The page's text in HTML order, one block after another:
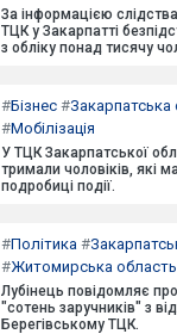
За інформацією
ТЦК у Закарпатті
з обліку понад тисячу
#Бізнес #Закарпатська
#Мобілізація
У ТЦК Закарпатської
тримали чоловіків, які
подробиці події.
#Політика #
#Житомирська область
Лубінець повідомляє
"сотень заручників" з
Берегівському ТЦК.